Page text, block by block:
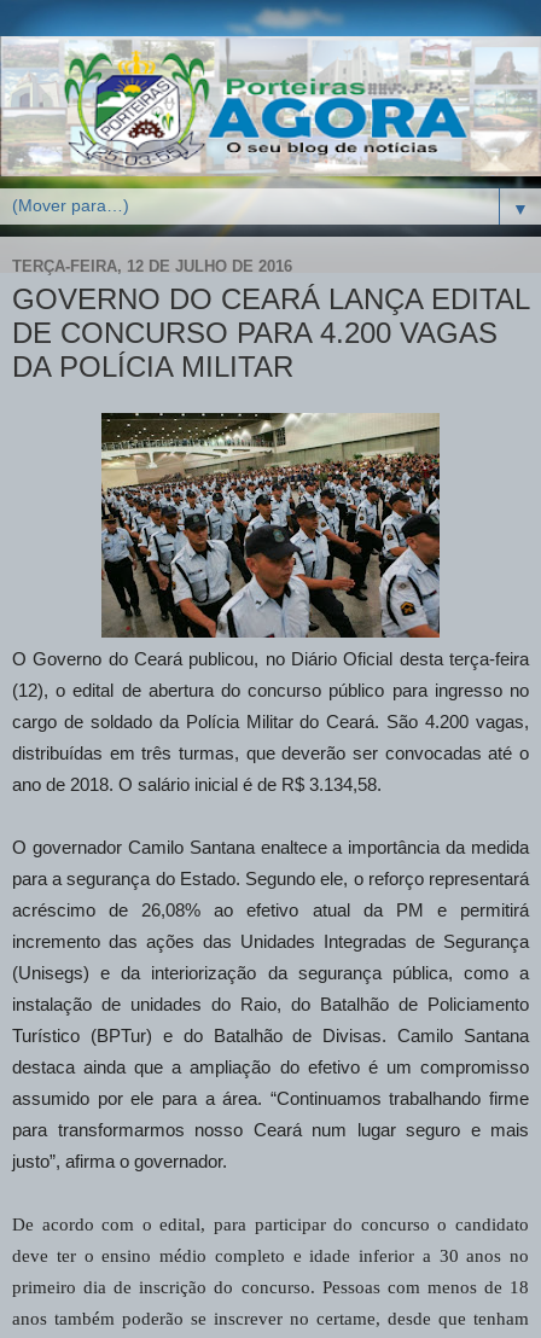
▼
TERÇA-FEIRA, 12 DE JULHO DE 2016
GOVERNO DO CEARÁ LANÇA EDITAL
DE CONCURSO PARA 4.200 VAGAS
DA POLÍCIA MILITAR
O Governo do Ceará publicou, no Diário Oficial desta terça-feira
(12), o edital de abertura do concurso público para ingresso no
cargo de soldado da Polícia Militar do Ceará. São 4.200 vagas,
distribuídas em três turmas, que deverão ser convocadas até o
ano de 2018. O salário inicial é de R$ 3.134,58.
O governador Camilo Santana enaltece a importância da medida
para a segurança do Estado. Segundo ele, o reforço representará
acréscimo de 26,08% ao efetivo atual da PM e permitirá
incremento das ações das Unidades Integradas de Segurança
(Unisegs) e da interiorização da segurança pública, como a
instalação de unidades do Raio, do Batalhão de Policiamento
Turístico (BPTur) e do Batalhão de Divisas. Camilo Santana
destaca ainda que a ampliação do efetivo é um compromisso
assumido por ele para a área. “Continuamos trabalhando firme
para transformarmos nosso Ceará num lugar seguro e mais
justo”, afirma o governador.
De acordo com o edital, para participar do concurso o candidato
deve ter o ensino médio completo e idade inferior a 30 anos no
primeiro dia de inscrição do concurso. Pessoas com menos de 18
anos também poderão se inscrever no certame, desde que tenham